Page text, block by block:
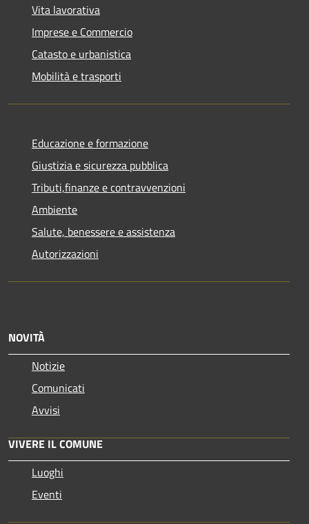
Vita lavorativa
Imprese e Commercio
Catasto e urbanistica
Mobilità e trasporti
Educazione e formazione
Giustizia e sicurezza pubblica
Tributi,finanze e contravvenzioni
Ambiente
Salute, benessere e assistenza
Autorizzazioni
NOVITÀ
Notizie
Comunicati
Avvisi
VIVERE IL COMUNE
Luoghi
Eventi